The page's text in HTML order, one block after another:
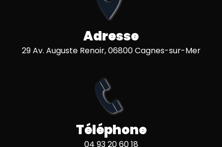
Adresse
29 Av. Auguste Renoir, 06800 Cagnes-sur-Mer
Téléphone
04 93 20 60 18